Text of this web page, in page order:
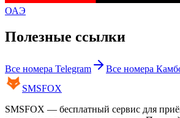
ОАЭ
Полезные ссылки
Все номера Telegram Все номера
SMSFOX
SMSFOX — бесплатный сервис для